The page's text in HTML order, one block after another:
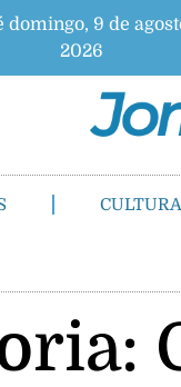
domingo, 9 de
2026
CULTURA